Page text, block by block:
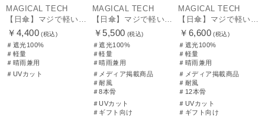
MAGICAL TECH
【日傘】マジで軽い傘 マジカルテックプロテクション(MAGICAL TECH PROTECTION)50cm 晴雨兼用傘折りたたみ日傘 一級遮光100% UV 軽量 人気 レディース メンズ
￥4,400 (税込)
＃遮光100%
＃軽量
＃晴雨兼用
＃UVカット
MAGICAL TECH
【日傘】マジで軽い傘 マジカルテックプロテクション（MAGICAL TECH PROTECTION）Tough W rib55cm 耐風 軽量 遮光100
￥5,500 (税込)
＃遮光100%
＃軽量
＃晴雨兼用
＃メディア掲載商品
＃耐風
＃8本骨
＃UVカット
＃ギフト向け
MAGICAL TECH
【日傘】マジで軽い傘 マジカルテックプロテクション（MAGICAL TECH PROTECTION）Tough 12 rib55cm
￥6,600 (税込)
＃遮光100%
＃軽量
＃晴雨兼用
＃メディア掲載商品
＃耐風
＃12本骨
＃UVカット
＃ギフト向け